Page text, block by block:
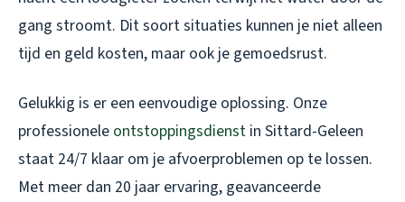
gang stroomt. Dit soort situaties kunnen je niet alleen
tijd en geld kosten, maar ook je gemoedsrust.
Gelukkig is er een eenvoudige oplossing. Onze
professionele ontstoppingsdienst in Sittard-Geleen
staat 24/7 klaar om je afvoerproblemen op te lossen.
Met meer dan 20 jaar ervaring, geavanceerde